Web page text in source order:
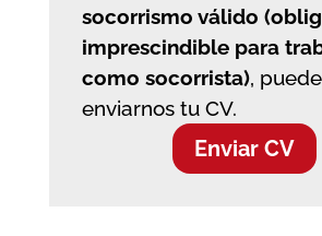
socorrismo válido
imprescindible para
como socorrista),
enviarnos tu CV.
Enviar CV